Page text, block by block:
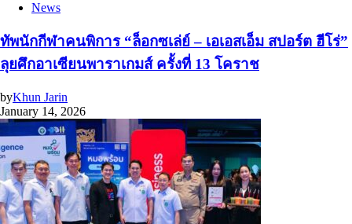
News
ทัพนักกีฬาคนพิการ “ล็อกซเล่ย์ – เอเอสเอ็ม สปอร์ต ฮีโร่”
ลุยศึกอาเซียนพาราเกมส์ ครั้งที่ 13 โคราช
byKhun Jarin
January 14, 2026